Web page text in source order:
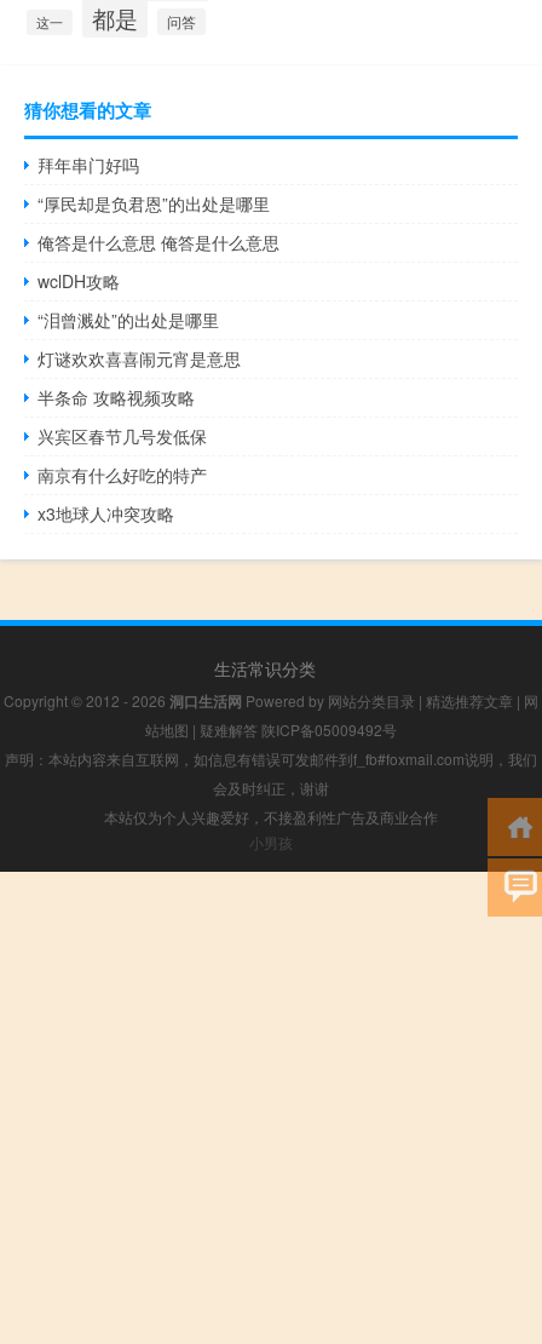
这一 都是 问答
猜你想看的文章
拜年串门好吗
“厚民却是负君恩”的出处是哪里
俺答是什么意思 俺答是什么意思
wclDH攻略
“泪曾溅处”的出处是哪里
灯谜欢欢喜喜闹元宵是意思
半条命 攻略视频攻略
兴宾区春节几号发低保
南京有什么好吃的特产
x3地球人冲突攻略
生活常识分类
Copyright © 2012 - 2026 洞口生活网 Powered by 网站分类目录 | 精选推荐文章 | 网
站地图 | 疑难解答 陕ICP备05009492号
声明：本站内容来自互联网，如信息有错误可发邮件到f_fb#foxmail.com说明，我们
会及时纠正，谢谢
本站仅为个人兴趣爱好，不接盈利性广告及商业合作
小男孩